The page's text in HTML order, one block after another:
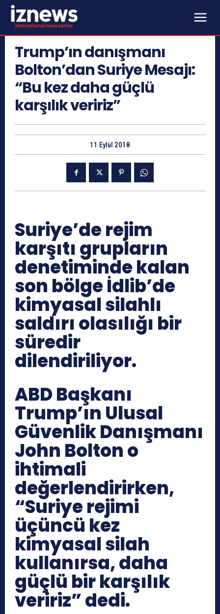
Trump’ın danışmanı
Bolton’dan Suriye Mesajı:
“Bu kez daha güçlü
karşılık veririz”
11 Eylül 2018
Suriye’de rejim
karşıtı grupların
denetiminde kalan
son bölge İdlib’de
kimyasal silahlı
saldırı olasılığı bir
süredir
dilendiriliyor.
ABD Başkanı
Trump’ın Ulusal
Güvenlik Danışmanı
John Bolton o
ihtimali
değerlendirirken,
“Suriye rejimi
üçüncü kez
kimyasal silah
kullanırsa, daha
güçlü bir karşılık
veririz” dedi.